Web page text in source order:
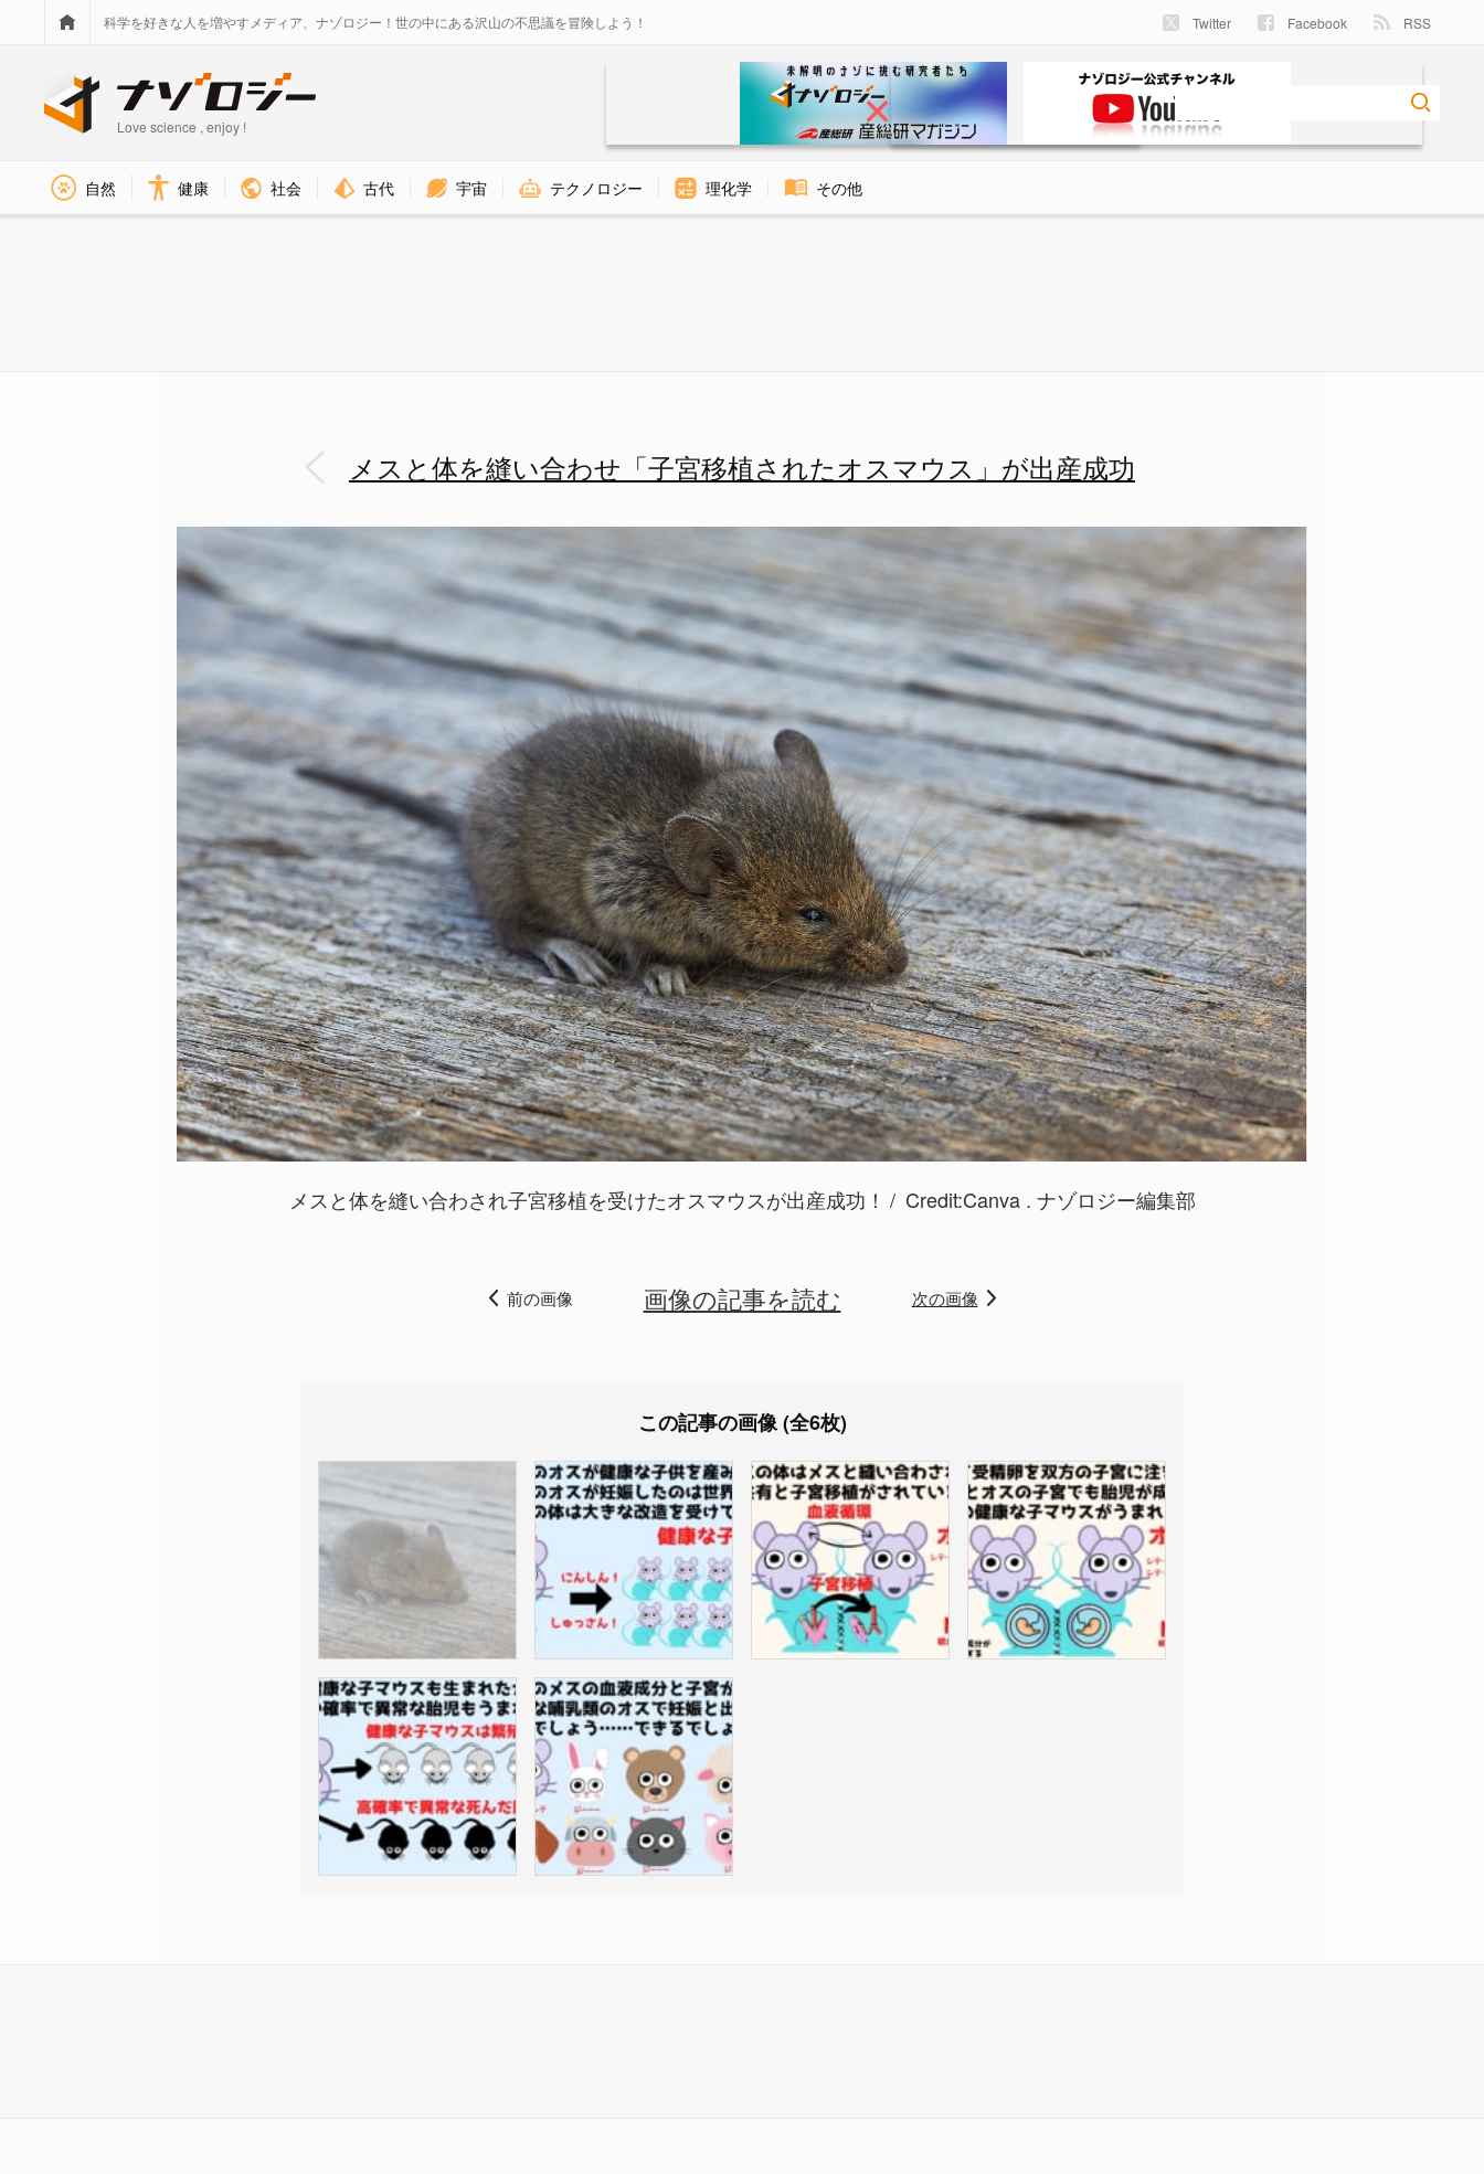
科学を好きな人を増やすメディア、ナゾロジー！世の中にある沢山の不思議を冒険しよう！ Twitter Facebook RSS
Love science , enjoy !
自然 健康 社会 古代 宇宙 テクノロジー 理化学 その他
メスと体を縫い合わせ「子宮移植されたオスマウス」が出産成功
メスと体を縫い合わされ子宮移植を受けたオスマウスが出産成功！ Credit:Canva . ナゾロジー編集部
前の画像 画像の記事を読む 次の画像
この記事の画像 (全6枚)